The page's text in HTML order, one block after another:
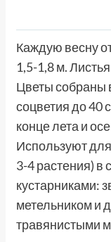
Каждую весну
1,5-1,8 м.
Цветы собраны
соцветия до 40
конце лета и
Используют
3-4 растения) в
кустарниками:
метельником и
травянистыми